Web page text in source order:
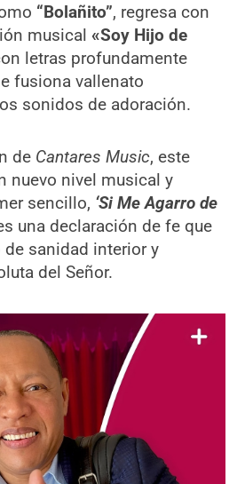
“Bolañito”, regresa con
musical «Soy Hijo de
letras profundamente
fusiona vallenato
sonidos de adoración.
de Cantares Music, este
nuevo nivel musical y
sencillo, ‘Si Me Agarro de
una declaración de fe que
sanidad interior y
del Señor.